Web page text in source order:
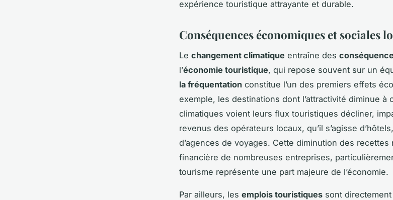
expérience touristique attrayante et durable.
Conséquences économiques et sociales
Le changement climatique entraîne des
l’économie touristique, qui repose souvent sur un
la fréquentation constitue l’un des premiers effets
exemple, les destinations dont l’attractivité diminue à
climatiques voient leurs flux touristiques décliner,
revenus des opérateurs locaux, qu’il s’agisse
d’agences de voyages. Cette diminution des recettes
financière de nombreuses entreprises,
tourisme représente une part majeure de l’économie.
Par ailleurs, les emplois touristiques sont